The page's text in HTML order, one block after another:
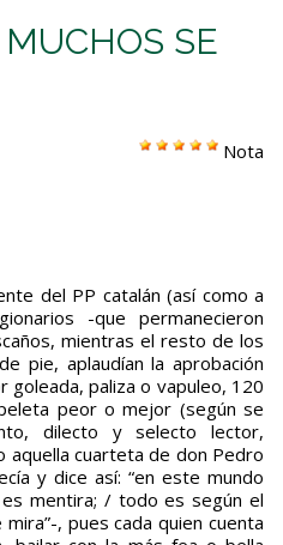
SE
Nota
-que permanecieron
mientras el resto de los
pie, aplaudían la aprobación
paliza o vapuleo, 120
peor o mejor (según se
dilecto y selecto lector,
aquella cuarteta de don Pedro
y dice así: “en este mundo
mentira; / todo es según el
, pues cada quien cuenta